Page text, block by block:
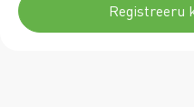
Registreeru